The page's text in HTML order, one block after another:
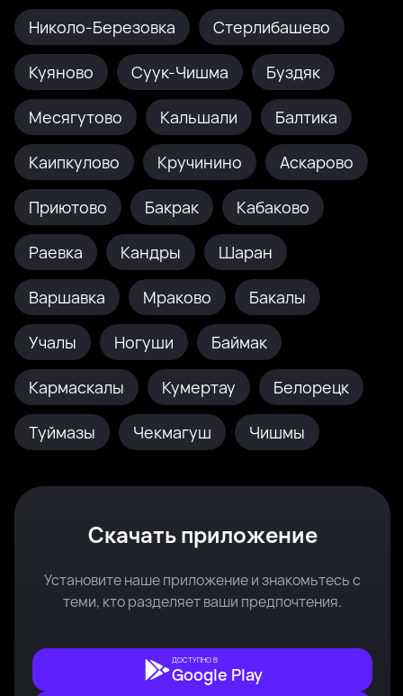
Николо-Березовка Стерлибашево
Куяново Суук-Чишма Буздяк
Месягутово Кальшали Балтика
Каипкулово Кручинино Аскарово
Приютово Бакрак Кабаково
Раевка Кандры Шаран
Варшавка Мраково Бакалы
Учалы Ногуши Баймак
Кармаскалы Кумертау Белорецк
Туймазы Чекмагуш Чишмы
Скачать приложение
Установите наше приложение и знакомьтесь с
теми, кто разделяет ваши предпочтения.
ДОСТУПНО В
Google Play